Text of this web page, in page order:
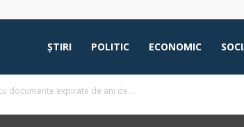
ŞTIRI POLITIC ECONOMIC
documente expirate de ani de...